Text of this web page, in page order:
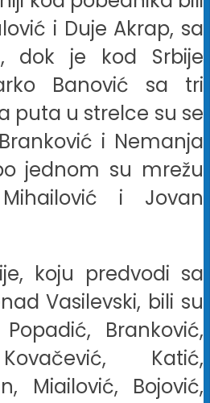
i Duje Akrap, sa
dok je kod Srbije
Banović sa tri
puta u strelce su se
i Nemanja
jednom su mrežu
i Jovan
koju predvodi sa
Vasilevski, bili su
Branković,
Katić,
Miailović, Bojović,